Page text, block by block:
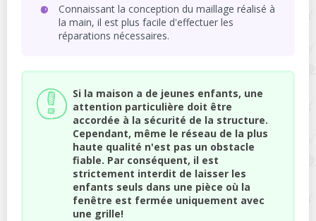
Connaissant la conception du maillage réalisé à
la main, il est plus facile d'effectuer les
réparations nécessaires.
Si la maison a de jeunes enfants, une
attention particulière doit être
accordée à la sécurité de la structure.
Cependant, même le réseau de la plus
haute qualité n'est pas un obstacle
fiable. Par conséquent, il est
strictement interdit de laisser les
enfants seuls dans une pièce où la
fenêtre est fermée uniquement avec
une grille!